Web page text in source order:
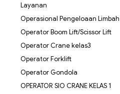
Layanan
Operasional Pengeloaan Limbah
Operator Boom Lift/Scissor Lift
Operator Crane kelas3
Operator Forklift
Operator Gondola
OPERATOR SIO CRANE KELAS 1